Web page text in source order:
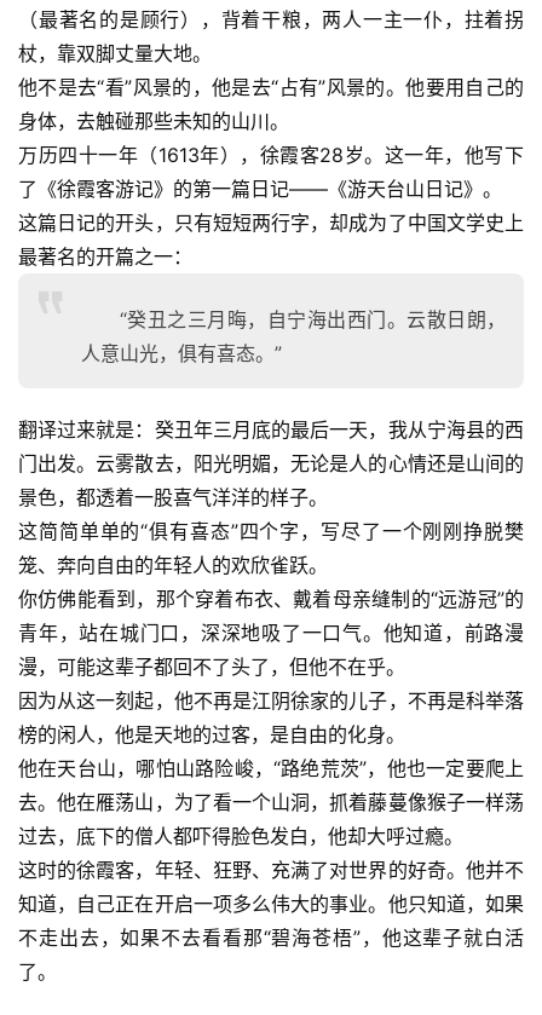
（最著名的是顾行），背着干粮，两人一主一仆，拄着拐
杖，靠双脚丈量大地。
他不是去“看”风景的，他是去“占有”风景的。他要用自己的
身体，去触碰那些未知的山川。
万历四十一年（1613年），徐霞客28岁。这一年，他写下
了《徐霞客游记》的第一篇日记——《游天台山日记》。
这篇日记的开头，只有短短两行字，却成为了中国文学史上
最著名的开篇之一：
“癸丑之三月晦，自宁海出西门。云散日朗，
人意山光，俱有喜态。”
翻译过来就是：癸丑年三月底的最后一天，我从宁海县的西
门出发。云雾散去，阳光明媚，无论是人的心情还是山间的
景色，都透着一股喜气洋洋的样子。
这简简单单的“俱有喜态”四个字，写尽了一个刚刚挣脱樊
笼、奔向自由的年轻人的欢欣雀跃。
你仿佛能看到，那个穿着布衣、戴着母亲缝制的“远游冠”的
青年，站在城门口，深深地吸了一口气。他知道，前路漫
漫，可能这辈子都回不了头了，但他不在乎。
因为从这一刻起，他不再是江阴徐家的儿子，不再是科举落
榜的闲人，他是天地的过客，是自由的化身。
他在天台山，哪怕山路险峻，“路绝荒茨”，他也一定要爬上
去。他在雁荡山，为了看一个山洞，抓着藤蔓像猴子一样荡
过去，底下的僧人都吓得脸色发白，他却大呼过瘾。
这时的徐霞客，年轻、狂野、充满了对世界的好奇。他并不
知道，自己正在开启一项多么伟大的事业。他只知道，如果
不走出去，如果不去看看那“碧海苍梧”，他这辈子就白活
了。